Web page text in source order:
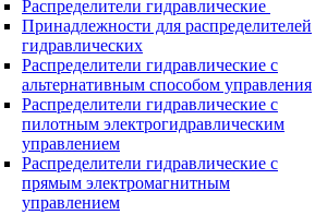
Распределители гидравлические
Принадлежности для распределителей
гидравлических
Распределители гидравлические с
альтернативным способом управления
Распределители гидравлические с
пилотным электрогидравлическим
управлением
Распределители гидравлические с
прямым электромагнитным
управлением